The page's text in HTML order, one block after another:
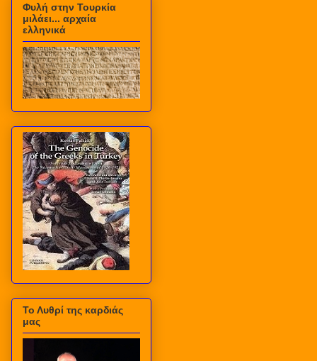
Φυλή στην Τουρκία
μιλάει... αρχαία
ελληνικά
Το Λυθρί της καρδιάς
μας